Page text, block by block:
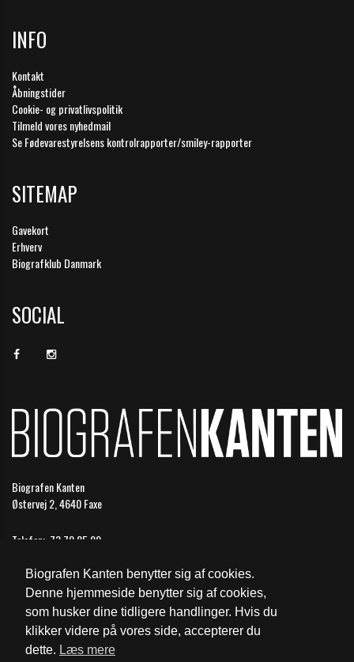
Biografen Kanten benytter sig af cookies.
Denne hjemmeside benytter sig af cookies,
som husker dine tidligere handlinger. Hvis du
klikker videre på vores side, accepterer du
dette. Læs mere
INFO
Kontakt
Åbningstider
Cookie- og privatlivspolitik
Tilmeld vores nyhedmail
Se Fødevarestyrelsens kontrolrapporter/smiley-rapporter
SITEMAP
Gavekort
Erhverv
Biografklub Danmark
SOCIAL
Biografen Kanten
Østervej 2, 4640 Faxe
Telefon: 73 70 85 99
Åbningstider
Cookie- og privatlivspolitik